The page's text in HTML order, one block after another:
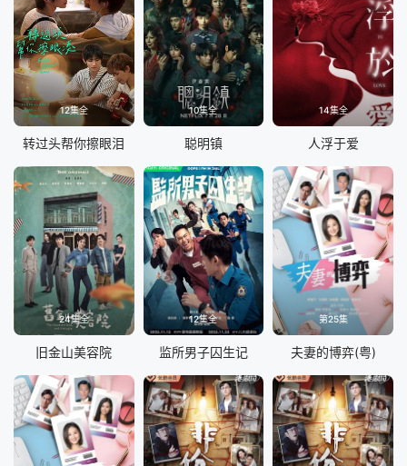
12集全
转过头帮你擦眼泪
10集全
聪明镇
14集全
人浮于爱
24集全
旧金山美容院
12集全
监所男子囚生记
第25集
夫妻的博弈(粤)